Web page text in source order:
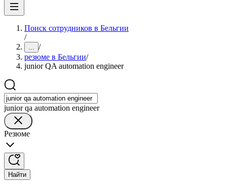
Поиск сотрудников в Бельгии
/
... /
резюме в Бельгии/
junior QA automation engineer
junior qa automation engineer
Резюме
Найти